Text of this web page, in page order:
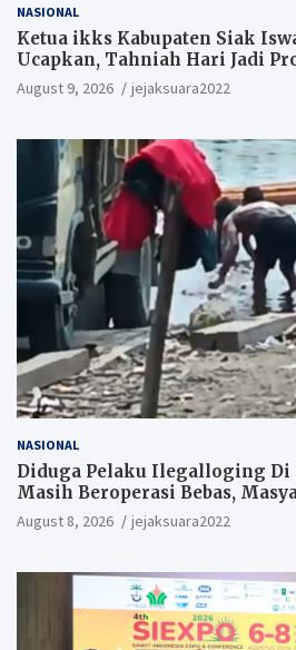
NASIONAL
Ketua ikks Kabupaten Siak
Ucapkan, Tahniah Hari Jadi
August 9, 2026 jejaksuara2022
NASIONAL
Diduga Pelaku Ilegalloging Di
Masih Beroperasi Bebas,
Penegak Hukum Segera
Pengurus.
August 8, 2026 jejaksuara2022